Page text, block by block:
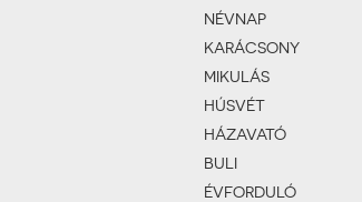
NÉVNAP
KARÁCSONY
MIKULÁS
HÚSVÉT
HÁZAVATÓ
BULI
ÉVFORDULÓ